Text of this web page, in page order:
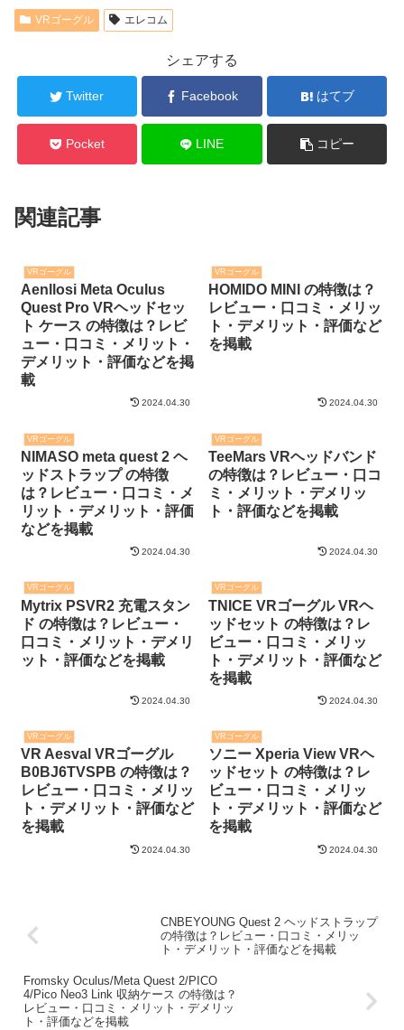
VRゴーグル エレコム
シェアする
Twitter Facebook はてブ
Pocket LINE コピー
関連記事
VRゴーグル
Aenllosi Meta Oculus
Quest Pro VRヘッドセッ
ト ケース の特徴は？レビ
ュー・口コミ・メリット・
デメリット・評価などを掲
載
2024.04.30
VRゴーグル
HOMIDO MINI の特徴は？
レビュー・口コミ・メリッ
ト・デメリット・評価など
を掲載
2024.04.30
VRゴーグル
NIMASO meta quest 2 ヘ
ッドストラップ の特徴
は？レビュー・口コミ・メ
リット・デメリット・評価
などを掲載
2024.04.30
VRゴーグル
TeeMars VRヘッドバンド
の特徴は？レビュー・口コ
ミ・メリット・デメリッ
ト・評価などを掲載
2024.04.30
VRゴーグル
Mytrix PSVR2 充電スタン
ド の特徴は？レビュー・
口コミ・メリット・デメリ
ット・評価などを掲載
2024.04.30
VRゴーグル
TNICE VRゴーグル VRヘ
ッドセット の特徴は？レ
ビュー・口コミ・メリッ
ト・デメリット・評価など
を掲載
2024.04.30
VRゴーグル
VR Aesval VRゴーグル
B0BJ6TVSPB の特徴は？
レビュー・口コミ・メリッ
ト・デメリット・評価など
を掲載
2024.04.30
VRゴーグル
ソニー Xperia View VRヘ
ッドセット の特徴は？レ
ビュー・口コミ・メリッ
ト・デメリット・評価など
を掲載
2024.04.30
CNBEYOUNG Quest 2 ヘッドストラップ
の特徴は？レビュー・口コミ・メリッ
ト・デメリット・評価などを掲載
Fromsky Oculus/Meta Quest 2/PICO
4/Pico Neo3 Link 収納ケース の特徴は？
レビュー・口コミ・メリット・デメリッ
ト・評価などを掲載